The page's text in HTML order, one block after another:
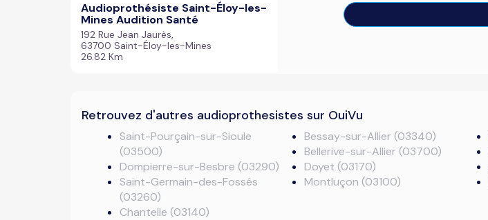
Audioprothésiste Saint-Éloy-les-
Mines Audition Santé
192 Rue Jean Jaurès,
63700 Saint-Éloy-les-Mines
26.82 Km
Retrouvez d'autres audioprothesistes sur OuiVu
Saint-Pourçain-sur-Sioule
(03500)
Dompierre-sur-Besbre (03290)
Saint-Germain-des-Fossés
(03260)
Chantelle (03140)
Bessay-sur-Allier (03340)
Bellerive-sur-Allier (03700)
Doyet (03170)
Montluçon (03100)